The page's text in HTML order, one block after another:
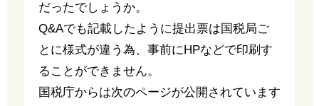
だったでしょうか。
Q&Aでも記載したように提出票は国税局ご
とに様式が違う為、事前にHPなどで印刷す
ることができません。
国税庁からは次のページが公開されています